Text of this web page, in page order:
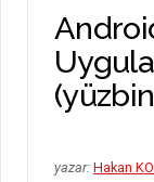
yazar: Hakan